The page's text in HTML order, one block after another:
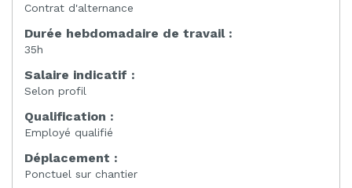
Contrat d'alternance
Durée hebdomadaire de travail :
35h
Salaire indicatif :
Selon profil
Qualification :
Employé qualifié
Déplacement :
Ponctuel sur chantier